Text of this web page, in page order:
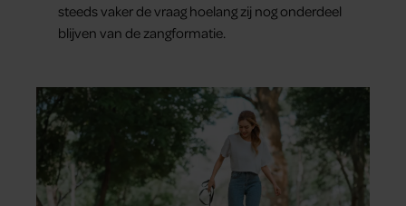
steeds vaker de vraag hoelang zij nog onderdeel
blijven van de zangformatie.